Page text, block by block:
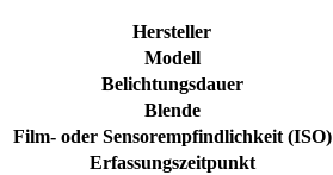
Hersteller
Modell
Belichtungsdauer
Blende
Film- oder Sensorempfindlichkeit (ISO)
Erfassungszeitpunkt